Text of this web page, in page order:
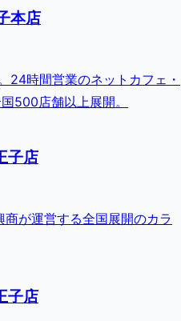
本店
24時間営業のネットカフェ・
500店舗以上展開。
子店
が運営する全国展開のカラ
子店